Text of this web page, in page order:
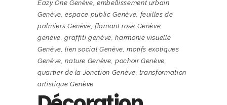
Eazy One Genève,embellissement urbain
Genève,espace public Genève, feuilles de
palmiers Genève,flamant rose Genève,
genève,graffiti genève,harmonie visuelle
Genève,lien social Genève,motifs exotiques
Genève,nature Genève, pochoir Genève,
quartier de la Jonction Genève, transformation
artistique Genève